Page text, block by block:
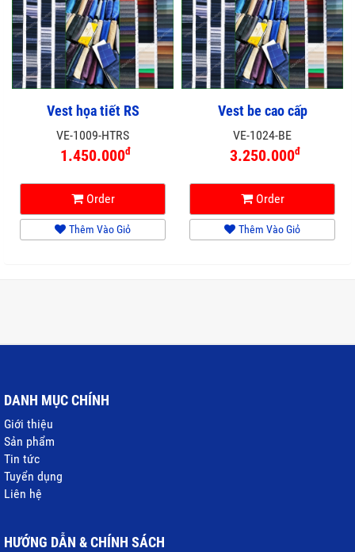
Vest họa tiết RS
VE-1009-HTRS
1.450.000đ
Order
Thêm Vào Giỏ
Vest be cao cấp
VE-1024-BE
3.250.000đ
Order
Thêm Vào Giỏ
DANH MỤC CHÍNH
Giới thiệu
Sản phẩm
Tin tức
Tuyển dụng
Liên hệ
HƯỚNG DẪN & CHÍNH SÁCH